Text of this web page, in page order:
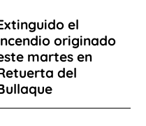
el
originado
martes en
del